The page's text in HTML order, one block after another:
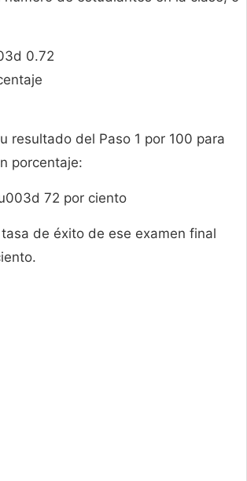
0.72
resultado del Paso 1 por 100 para
porcentaje:
72 por ciento
de éxito de ese examen final